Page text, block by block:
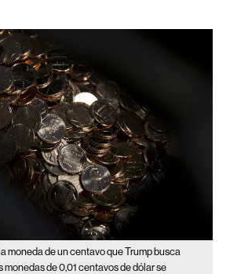
moneda de un centavo que Trump busca
monedas de 0,01 centavos de dólar se